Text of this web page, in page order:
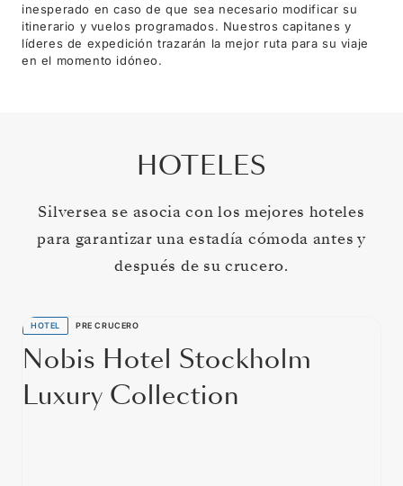
inesperado en caso de que sea necesario modificar su
itinerario y vuelos programados. Nuestros capitanes y
líderes de expedición trazarán la mejor ruta para su viaje
en el momento idóneo.
HOTELES
Silversea se asocia con los mejores hoteles
para garantizar una estadía cómoda antes y
después de su crucero.
HOTEL PRE CRUCERO
Nobis Hotel Stockholm
Luxury Collection